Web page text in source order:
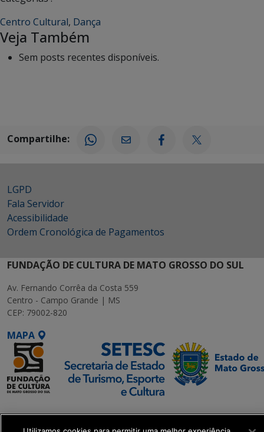
Centro Cultural, Dança
Veja Também
Sem posts recentes disponíveis.
Compartilhe:
LGPD
Fala Servidor
Acessibilidade
Ordem Cronológica de Pagamentos
FUNDAÇÃO DE CULTURA DE MATO GROSSO DO SUL
Av. Fernando Corrêa da Costa 559
Centro - Campo Grande | MS
CEP: 79002-820
MAPA